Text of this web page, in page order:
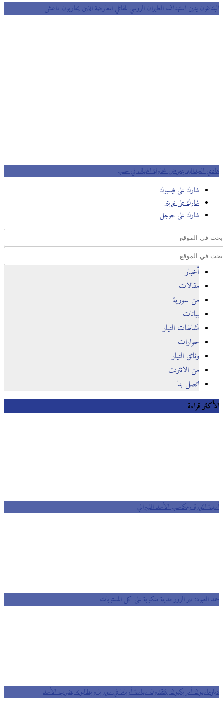
يدين استهداف الطيران الروسي لمقاتلي المعارضة الذين يحاربون داعش
العبدالله يتعرض لمحاولة اغتيال في حلب
شارك على فيسبوك
شارك على تويتر
شارك على جوجل
أخبار
مقالات
من سورية
بيانات
نشاطات التيار
حوارات
وثائق التيار
من الانترنت
اتصل بنا
قراءة
الثورة ومكاسب الأسد الليبرالي
دير الزور مدينة منكوبة على كل المستويات
أمريكيون ينتقدون سياسة أوباما في سوريا ويطالبونه بضرب الأسد